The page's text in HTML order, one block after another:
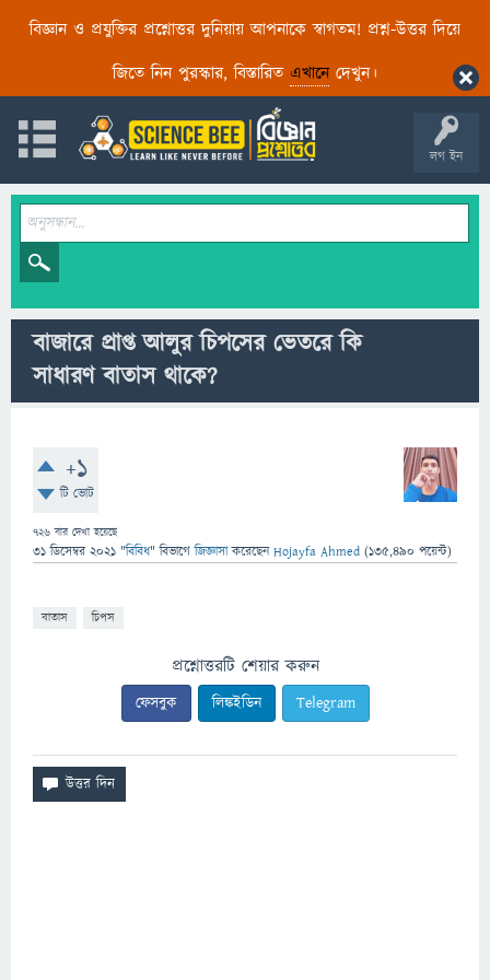
বিজ্ঞান ও প্রযুক্তির প্রশ্নোত্তর দুনিয়ায় আপনাকে স্বাগতম! প্রশ্ন-উত্তর দিয়ে
জিতে নিন পুরস্কার, বিস্তারিত এখানেদেখুন।
লগ ইন
বাজারে প্রাপ্ত আলুর চিপসের ভেতরে কি
সাধারণ বাতাস থাকে?
+1
টি ভোট
726 বার দেখা হয়েছে
31 ডিসেম্বর 2021 "বিবিধ" বিভাগে জিজ্ঞাসাকরেছেনHojayfa Ahmed (135,490 পয়েন্ট)
বাতাস চিপস
প্রশ্নোত্তরটি শেয়ার করুন
ফেসবুক লিঙ্কইডিন Telegram